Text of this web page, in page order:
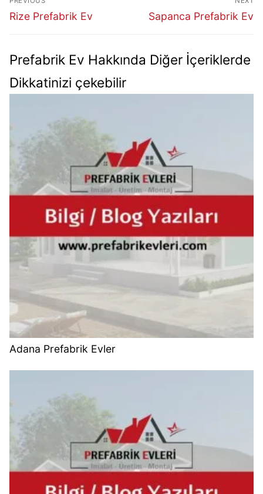
Rize Prefabrik Ev Sapanca Prefabrik Ev
Prefabrik Ev Hakkında Diğer İçeriklerde
Dikkatinizi çekebilir
Adana Prefabrik Evler